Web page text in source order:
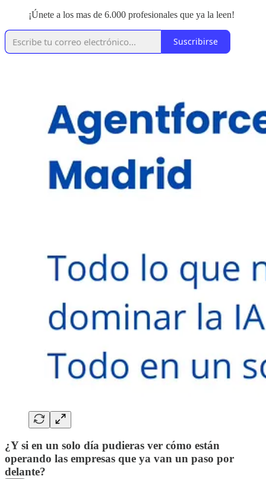
¡Únete a los mas de 6.000 profesionales que ya la leen!
Suscribirse
¿Y si en un solo día pudieras ver cómo están
operando las empresas que ya van un paso por
delante?